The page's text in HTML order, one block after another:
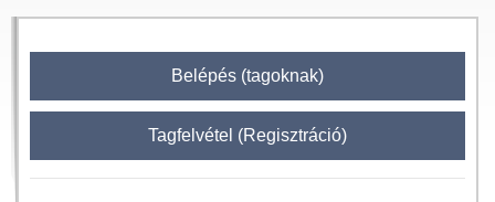
Belépés (tagoknak)
Tagfelvétel (Regisztráció)